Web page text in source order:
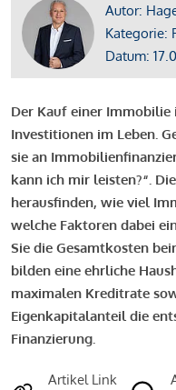
Autor:
Kategorie:
Datum:
Der Kauf einer
Investitionen im Leben.
sie an
kann ich mir leisten?“.
herausfinden, wie viel
welche Faktoren dabei
Sie die Gesamtkosten
bilden eine ehrliche
maximalen Kreditrate
Eigenkapitalanteil die
Finanzierung.
Artikel Link